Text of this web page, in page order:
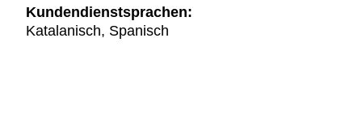
Kundendienstsprachen:
Katalanisch, Spanisch